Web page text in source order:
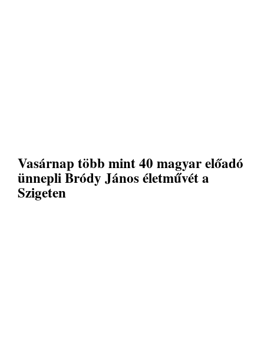
Vasárnap több mint 40 magyar előadó
ünnepli Bródy János életművét a
Szigeten